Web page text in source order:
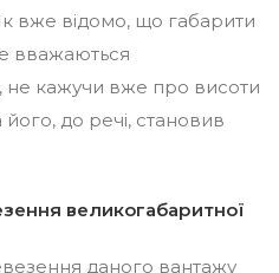
вже відомо, що габарити
вважаються
кажучи вже про висоти
його, до речі, становив
великогабаритної
даного вантажу